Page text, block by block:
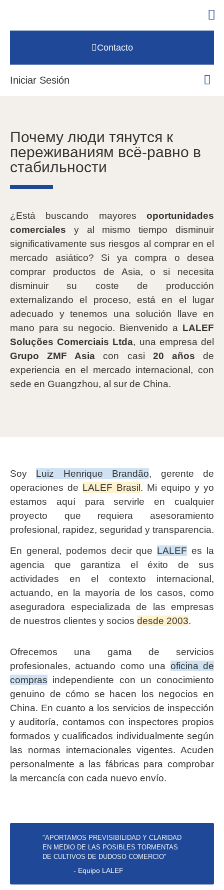
Contacto
Iniciar Sesión
Почему люди тянутся к
переживаниям всё-равно в
стабильности
¿Está buscando mayores oportunidades
comerciales y al mismo tiempo disminuir
significativamente sus riesgos al comprar en el
mercado asiático? Si ya compra o desea
comprar productos de Asia, o si necesita
disminuir su coste de producción
externalizando el proceso, está en el lugar
adecuado y tenemos una solución llave en
mano para su negocio. Bienvenido a LALEF
Soluções Comerciais Ltda, una empresa del
Grupo ZMF Asia con casi 20 años de
experiencia en el mercado internacional, con
sede en Guangzhou, al sur de China.
Soy Luiz Henrique Brandão, gerente de
operaciones de LALEF Brasil. Mi equipo y yo
estamos aquí para servirle en cualquier
proyecto que requiera asesoramiento
profesional, rapidez, seguridad y transparencia.
En general, podemos decir que LALEF es la
agencia que garantiza el éxito de sus
actividades en el contexto internacional,
actuando, en la mayoría de los casos, como
aseguradora especializada de las empresas
de nuestros clientes y socios desde 2003.
Ofrecemos una gama de servicios
profesionales, actuando como una oficina de
compras independiente con un conocimiento
genuino de cómo se hacen los negocios en
China. En cuanto a los servicios de inspección
y auditoría, contamos con inspectores propios
formados y cualificados individualmente según
las normas internacionales vigentes. Acuden
personalmente a las fábricas para comprobar
la mercancía con cada nuevo envío.
"APORTAMOS PREVISIBILIDAD Y CLARIDAD
EN MEDIO DE LAS POSIBLES TORMENTAS
DE CULTIVOS DE DUDOSO COMERCIO"
- Equipo LALEF